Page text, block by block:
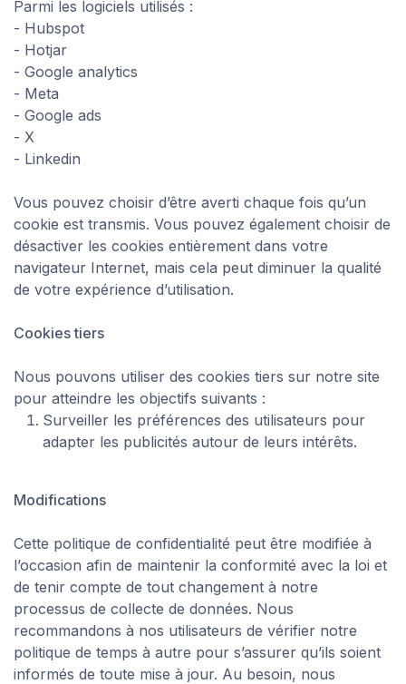
Parmi les logiciels utilisés :
- Hubspot
- Hotjar
- Google analytics
- Meta
- Google ads
- X
- Linkedin
Vous pouvez choisir d’être averti chaque fois qu’un
cookie est transmis. Vous pouvez également choisir de
désactiver les cookies entièrement dans votre
navigateur Internet, mais cela peut diminuer la qualité
de votre expérience d’utilisation.
Cookies tiers
Nous pouvons utiliser des cookies tiers sur notre site
pour atteindre les objectifs suivants :
Surveiller les préférences des utilisateurs pour
adapter les publicités autour de leurs intérêts.
Modifications
Cette politique de confidentialité peut être modifiée à
l’occasion afin de maintenir la conformité avec la loi et
de tenir compte de tout changement à notre
processus de collecte de données. Nous
recommandons à nos utilisateurs de vérifier notre
politique de temps à autre pour s’assurer qu’ils soient
informés de toute mise à jour. Au besoin, nous